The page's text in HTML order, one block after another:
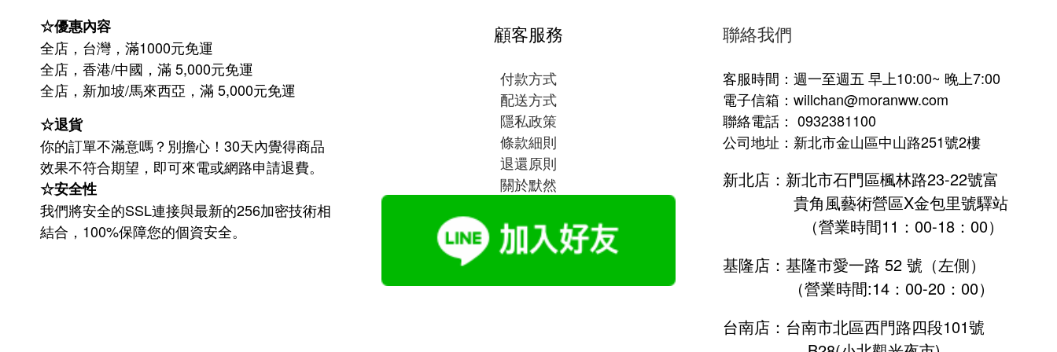
☆優惠內容
全店，台灣，滿1000元免運
全店，香港/中國，滿 5,000元免運
全店，新加坡/馬來西亞，滿 5,000元免運
☆退貨
你的訂單不滿意嗎？別擔心！30天內覺得商品
效果不符合期望，即可來電或網路申請退費。
☆安全性
我們將安全的SSL連接與最新的256加密技術相
結合，100%保障您的個資安全。
顧客服務
付款方式
配送方式
隱私政策
條款細則
退還原則
關於默然
聯絡我們
客服時間：週一至週五 早上10:00~ 晚上7:00
電子信箱：willchan@moranww.com
聯絡電話： 0932381100
公司地址：新北市金山區中山路251號2樓
新北店：新北市石門區楓林路23-22號富
貴角風藝術營區X金包里號驛站
（營業時間11：00-18：00）
基隆店：基隆市愛一路 52 號（左側）
（營業時間:14：00-20：00）
台南店：台南市北區西門路四段101號